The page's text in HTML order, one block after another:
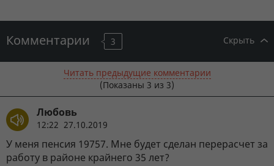
Комментарии 3 Скрыть
Читать предыдущие комментарии
(Показаны 3 из 3)
Любовь
12:22 27.10.2019
У меня пенсия 19757. Мне будет сделан перерасчет за
работу в районе крайнего 35 лет?